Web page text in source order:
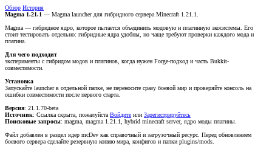
Обзор История
Magma 1.21.1 — Magma launcher для гибридного сервера Minecraft 1.21.1.
Magma — гибридное ядро, которое пытается объединить модовую и плагинную экосистемы. Его
стоит тестировать отдельно: гибридные ядра удобны, но чаще требуют проверки каждого мода и
плагина.
Для чего подходит
эксперименты с гибридом модов и плагинов, когда нужен Forge-подход и часть Bukkit-
совместимости.
Установка
Запускайте launcher в отдельной папке, не переносите сразу боевой мир и проверяйте консоль на
ошибки совместимости после первого старта.
Версия: 21.1.70-beta
Источник: Ссылка скрыта, пожалуйста Войдите или Зарегистрируйтесь
Поисковые запросы: magma, magma 1.21.1, hybrid minecraft server, ядро моды плагины.
Файл добавлен в раздел ядер mcDev как справочный и загрузочный ресурс. Перед обновлением
боевого сервера сделайте резервную копию мира, конфигов и папки plugins/mods.